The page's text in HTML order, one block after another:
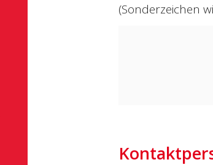
(Sonderzeichen